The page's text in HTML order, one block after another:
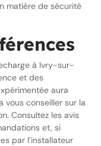
matière de sécurité
à Ivry-sur-
et des
aura
vous conseiller sur la
Consultez les avis
et, si
par l’installateur